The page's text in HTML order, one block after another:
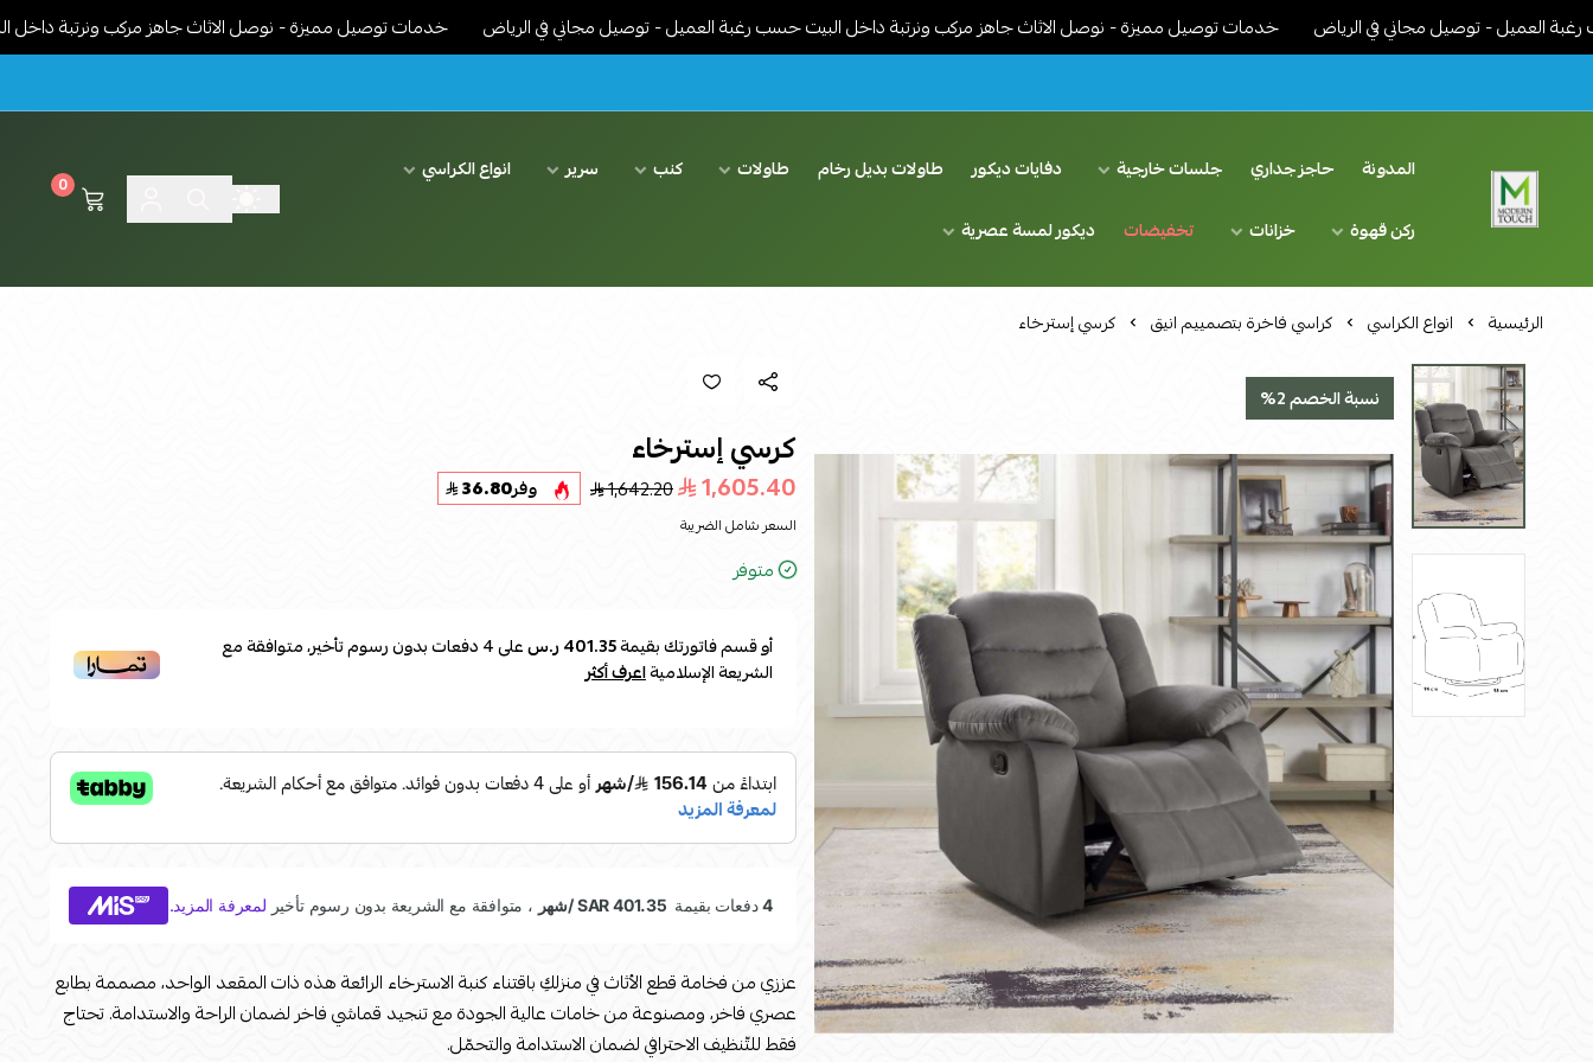
- توصيل مجاني في الرياض خدمات توصيل مميزة - نوصل الاثاث جاهز مركب ونرتبة داخل البيت حسب رغبة العميل - توصيل مجاني في الرياض خدمات توصيل مميزة - نوصل الاثاث جاهز مركب ونرتبة داخل البيت
اثاث مودرن لمسة عصرية
المدونة حاجز جداري جلسات خارجية دفايات ديكور طاولات بديل رخام طاولات كنب سرير
انواع الكراسي
ركن قهوة
خزانات تخفيضات ديكور لمسة عصرية
0
الرئيسية انواع الكراسي كراسي فاخرة بتصمييم انيق كرسي إسترخاء
نسبة الخصم 2%
كرسي إسترخاء
1,605.40
1,642.20 وفر36.80
السعر شامل الضريبة
متوفر
أو قسم فاتورتك بقيمة401.35 ر.س على4دفعات بدون رسوم تأخير، متوافقة مع
الشريعة الإسلاميةاعرف أكثر
عززي من فخامة قطع الأثاث في منزلكِ باقتناء كنبة الاسترخاء الرائعة هذه ذات المقعد الواحد، مصممة بطابع
عصري فاخر، ومصنوعة من خامات عالية الجودة مع تنجيد قماشي فاخر لضمان الراحة والاستدامة. تحتاج
فقط للتّنظيف الاحترافي لضمان الاستدامة والتحمّل.